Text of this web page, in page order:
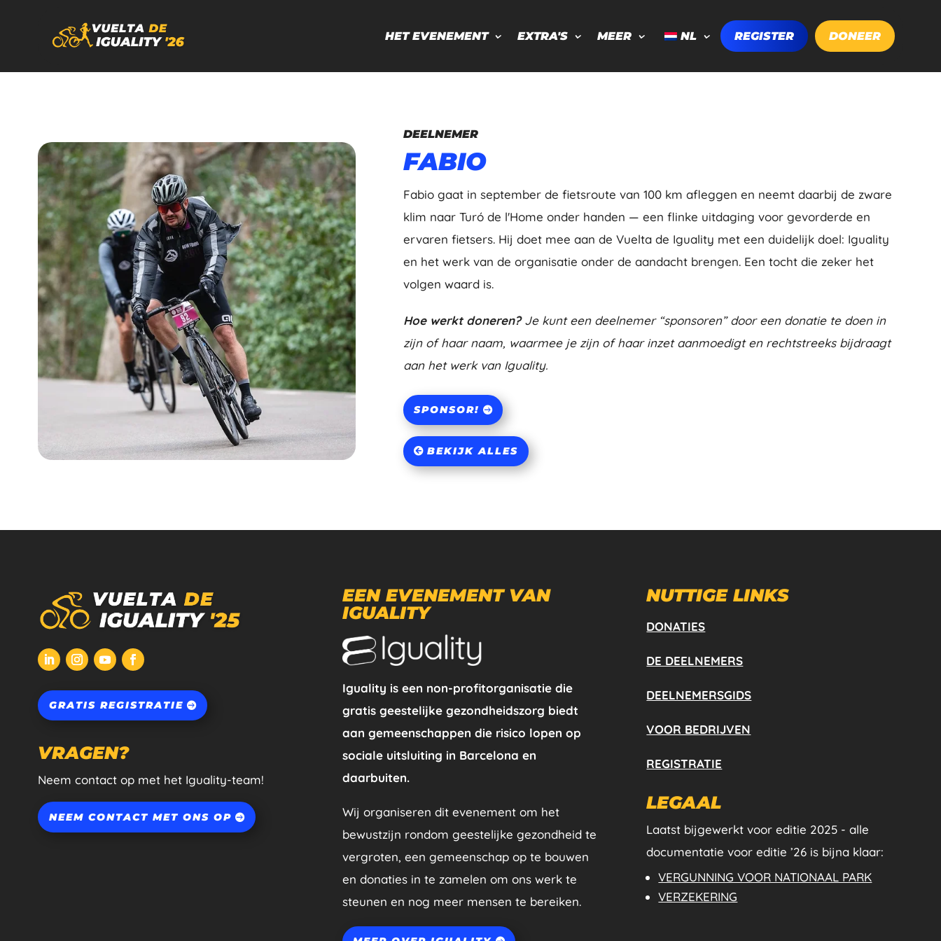
HET EVENEMENT EXTRA'S MEER NL REGISTER DONEER
DEELNEMER
FABIO
Fabio gaat in september de fietsroute van 100 km afleggen en neemt daarbij de zware
klim naar Turó de l'Home onder handen — een flinke uitdaging voor gevorderde en
ervaren fietsers. Hij doet mee aan de Vuelta de Iguality met een duidelijk doel: Iguality
en het werk van de organisatie onder de aandacht brengen. Een tocht die zeker het
volgen waard is.
Hoe werkt doneren?Je kunt een deelnemer “sponsoren” door een donatie te doen in
zijn of haar naam, waarmee je zijn of haar inzet aanmoedigt en rechtstreeks bijdraagt
aan het werk van Iguality.
SPONSOR!
BEKIJK ALLES
GRATIS REGISTRATIE
VRAGEN?
Neem contact op met het Iguality-team!
NEEM CONTACT MET ONS OP
EEN EVENEMENT VAN
IGUALITY
Iguality is een non-profitorganisatie die
gratis geestelijke gezondheidszorg biedt
aan gemeenschappen die risico lopen op
sociale uitsluiting in Barcelona en
daarbuiten.
Wij organiseren dit evenement om het
bewustzijn rondom geestelijke gezondheid te
vergroten, een gemeenschap op te bouwen
en donaties in te zamelen om ons werk te
steunen en nog meer mensen te bereiken.
NUTTIGE LINKS
DONATIES
DE DEELNEMERS
DEELNEMERSGIDS
VOOR BEDRIJVEN
REGISTRATIE
LEGAAL
Laatst bijgewerkt voor editie 2025 - alle
documentatie voor editie ’26 is bijna klaar:
VERGUNNING VOOR NATIONAAL PARK
VERZEKERING